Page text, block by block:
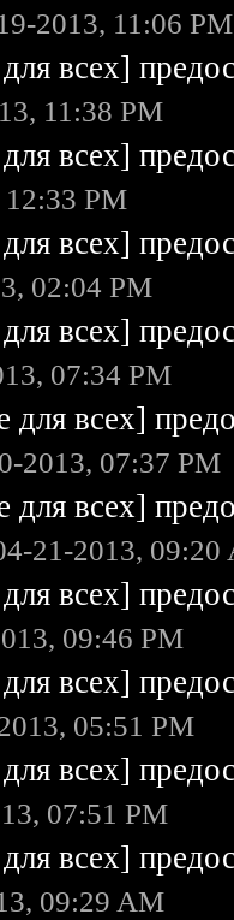
2013, 11:06 PM
всех]
11:38 PM
всех]
PM
всех]
02:04 PM
всех]
07:34 PM
всех]
2013, 07:37 PM
всех]
21-2013, 09:20
всех]
09:46 PM
всех]
05:51 PM
всех]
07:51 PM
всех]
09:29 AM